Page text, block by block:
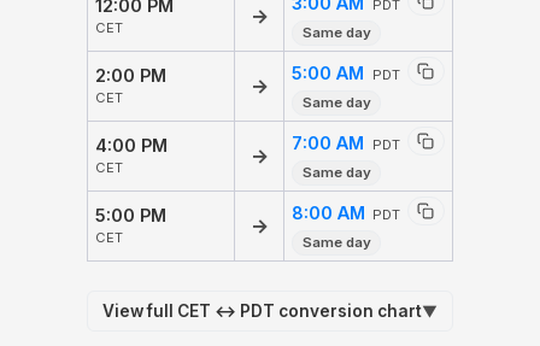
12:00 PM
CET
→
PDT
Same day
2:00 PM
CET
→
5:00 AM
PDT
Same day
4:00 PM
CET
→
7:00 AM
PDT
Same day
5:00 PM
CET
→
8:00 AM PDT
Same day
View full CET ↔ PDT conversion chart▼